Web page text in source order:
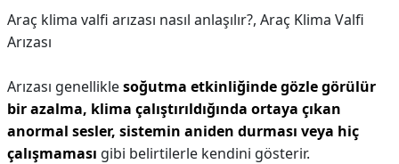
Araç klima valfi arızası nasıl anlaşılır?, Araç Klima Valfi
Arızası
Arızası genelliklesoğutma etkinliğinde gözle görülür
bir azalma, klima çalıştırıldığında ortaya çıkan
anormal sesler, sistemin aniden durması veya hiç
çalışmaması gibi belirtilerle kendini gösterir.